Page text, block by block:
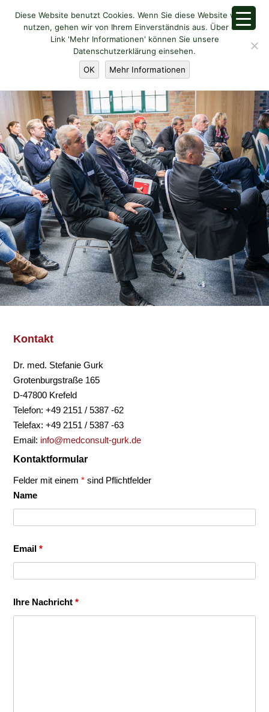
Kontakt
Dr. med. Stefanie Gurk
Grotenburgstraße 165
D-47800 Krefeld
Telefon: +49 2151 / 5387 -62
Telefax: +49 2151 / 5387 -63
Email: info@medconsult-gurk.de
Kontaktformular
Felder mit einem* sind Pflichtfelder
Name
Email*
Ihre Nachricht*
Diese Website benutzt Cookies. Wenn Sie diese Website weiter
nutzen, gehen wir von Ihrem Einverständnis aus. Über den
Link 'Mehr Informationen' können Sie unsere
Datenschutzerklärung einsehen.
OK
Mehr Informationen